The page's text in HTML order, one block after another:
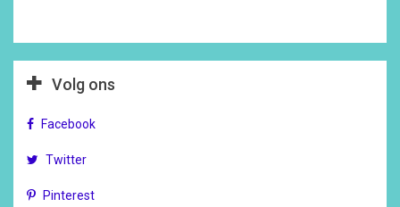
Volg ons
Facebook
Twitter
Pinterest